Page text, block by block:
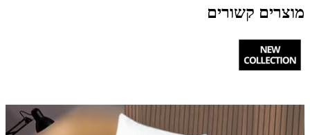
מוצרים קשורים